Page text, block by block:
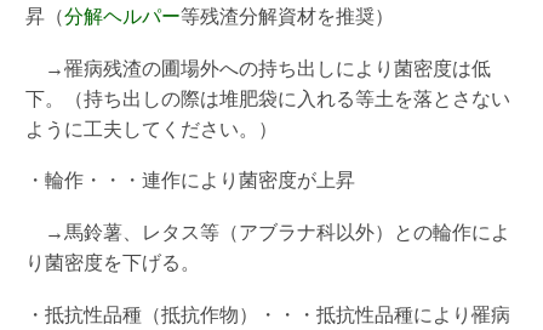
昇（分解ヘルパー等残渣分解資材を推奨）
→罹病残渣の圃場外への持ち出しにより菌密度は低
下。（持ち出しの際は堆肥袋に入れる等土を落とさない
ように工夫してください。）
・輪作・・・連作により菌密度が上昇
→馬鈴薯、レタス等（アブラナ科以外）との輪作によ
り菌密度を下げる。
・抵抗性品種（抵抗作物）・・・抵抗性品種により罹病